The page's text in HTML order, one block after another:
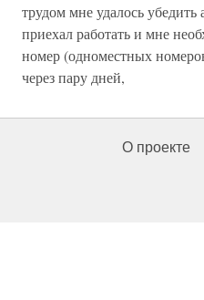
трудом мне удалось убедить
приехал работать и мне
номер (одноместных
через пару дней,
О проекте